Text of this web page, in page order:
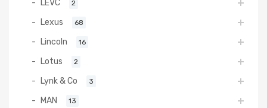
LEVC 2
Lexus 68
Lincoln 16
Lotus 2
Lynk & Co 3
MAN 13